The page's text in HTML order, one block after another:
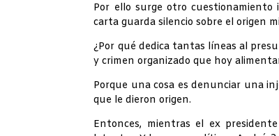
Por ello surge otro cuestionamiento
carta guarda silencio sobre el origen
¿Por qué dedica tantas líneas al
y crimen organizado que hoy
Porque una cosa es denunciar una
que le dieron origen.
Entonces, mientras el ex